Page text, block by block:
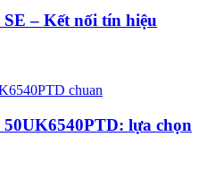
– Kết nối tín hiệu
lựa chọn